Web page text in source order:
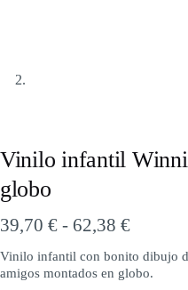
Vinilo infantil
globo
39,70 € - 62,38 €
Vinilo infantil con bonito dibujo
amigos montados en globo.